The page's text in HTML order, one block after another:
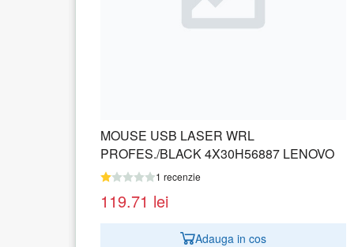
MOUSE USB LASER WRL
PROFES./BLACK 4X30H56887 LENOVO
1 recenzie
119.71 lei
Adauga in cos